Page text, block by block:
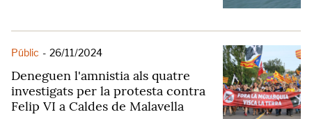
Públic - 26/11/2024
Deneguen l'amnistia als quatre
investigats per la protesta contra
Felip VI a Caldes de Malavella